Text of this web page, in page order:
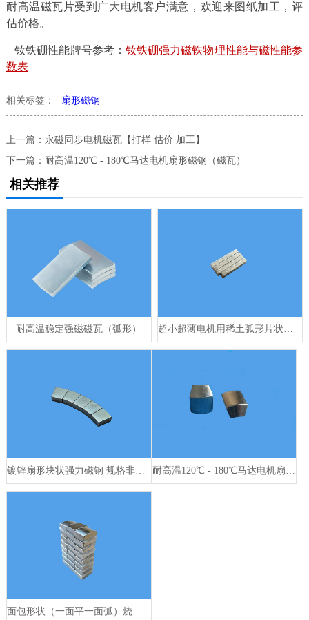
耐高温磁瓦片受到广大电机客户满意，欢迎来图纸加工，评
估价格。
钕铁硼性能牌号参考： 钕铁硼强力磁铁物理性能与磁性能参
数表
相关标签： 扇形磁钢
上一篇： 永磁同步电机磁瓦【打样 估价 加工】
下一篇： 耐高温120℃ - 180℃马达电机扇形磁钢（磁瓦）
相关推荐
耐高温稳定强磁磁瓦（弧形） 超小超薄电机用稀土弧形片状磁铁
镀锌扇形块状强力磁钢 规格非标定制
面包形状（一面平一面弧）烧结钕铁硼磁铁